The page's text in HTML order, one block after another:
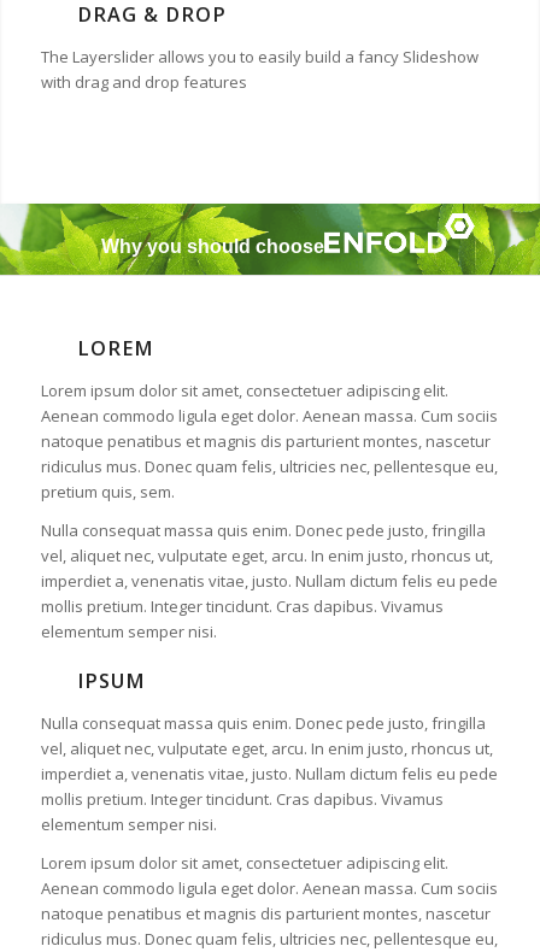
DRAG & DROP
The Layerslider allows you to easily build a fancy Slideshow
with drag and drop features
Why you should choose
LOREM
Lorem ipsum dolor sit amet, consectetuer adipiscing elit.
Aenean commodo ligula eget dolor. Aenean massa. Cum sociis
natoque penatibus et magnis dis parturient montes, nascetur
ridiculus mus. Donec quam felis, ultricies nec, pellentesque eu,
pretium quis, sem.
Nulla consequat massa quis enim. Donec pede justo, fringilla
vel, aliquet nec, vulputate eget, arcu. In enim justo, rhoncus ut,
imperdiet a, venenatis vitae, justo. Nullam dictum felis eu pede
mollis pretium. Integer tincidunt. Cras dapibus. Vivamus
elementum semper nisi.
IPSUM
Nulla consequat massa quis enim. Donec pede justo, fringilla
vel, aliquet nec, vulputate eget, arcu. In enim justo, rhoncus ut,
imperdiet a, venenatis vitae, justo. Nullam dictum felis eu pede
mollis pretium. Integer tincidunt. Cras dapibus. Vivamus
elementum semper nisi.
Lorem ipsum dolor sit amet, consectetuer adipiscing elit.
Aenean commodo ligula eget dolor. Aenean massa. Cum sociis
natoque penatibus et magnis dis parturient montes, nascetur
ridiculus mus. Donec quam felis, ultricies nec, pellentesque eu,